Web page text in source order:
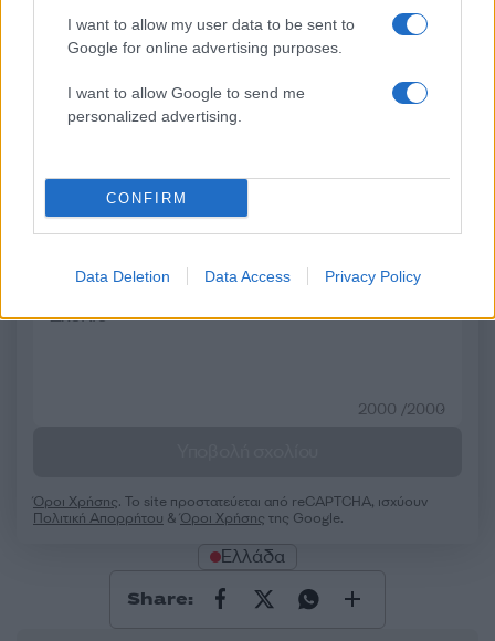
I want to allow my user data to be sent to
Google for online advertising purposes.
I want to allow Google to send me
personalized advertising.
CONFIRM
Data Deletion Data Access Privacy Policy
Σχόλια
Σχολίασε εδώ
50 /50
2000 /2000
Όροι Χρήσης. Το site προστατεύεται από reCAPTCHA, ισχύουν
Πολιτική Απορρήτου &Όροι Χρήσης της Google.
Ελλάδα
Share: